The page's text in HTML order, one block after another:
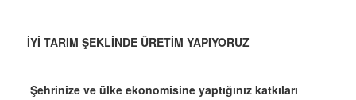
İYİ TARIM ŞEKLİNDE ÜRETİM YAPIYORUZ
Şehrinize ve ülke ekonomisine yaptığınız katkıları